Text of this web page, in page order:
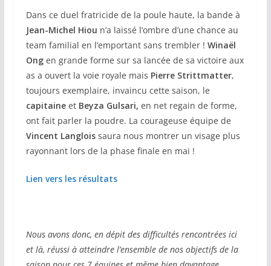
Dans ce duel fratricide de la poule haute, la bande à
Jean-Michel Hiou n’a laissé l’ombre d’une chance au
team familial en l’emportant sans trembler ! Winaël
Ongen grande forme sur sa lancée de sa victoire aux
as a ouvert la voie royale mais Pierre Strittmatter,
toujours exemplaire, invaincu cette saison, le
capitaineet Beyza Gulsari, en net regain de forme,
ont fait parler la poudre. La courageuse équipe de
Vincent Langloissaura nous montrer un visage plus
rayonnant lors de la phase finale en mai !
Lien vers les résultats
Nous avons donc, en dépit des difficultés rencontrées ici
et là, réussi à atteindre l’ensemble de nos objectifs de la